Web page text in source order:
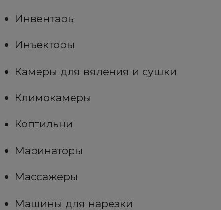
Инвентарь
Инъекторы
Камеры для вяления и сушки
Климокамеры
Коптильни
Маринаторы
Массажеры
Машины для нарезки